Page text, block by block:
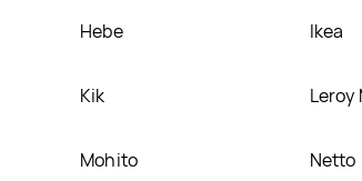
Hebe Ikea
Kik Leroy
Mohito Netto